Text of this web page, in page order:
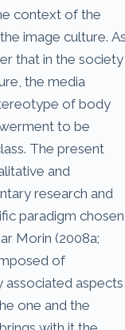
context of the
image culture. As
that in the society
the media
of body
to be
The present
and
research and
paradigm chosen
Morin (2008a;
of
aspects,
one and the